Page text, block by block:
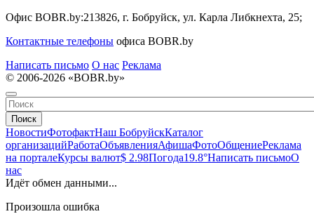
Офис BOBR.by:213826, г. Бобруйск, ул. Карла Либкнехта, 25;
Контактные телефоны офиса BOBR.by
Написать письмо О нас Реклама
© 2006-2026 «BOBR.by»
Поиск
НовостиФотофактНаш БобруйскКаталог
организацийРаботаОбъявленияАфишаФотоОбщениеРеклама
на порталеКурсы валют$ 2.98Погода19.8°Написать письмоО
нас
Идёт обмен данными...
Произошла ошибка